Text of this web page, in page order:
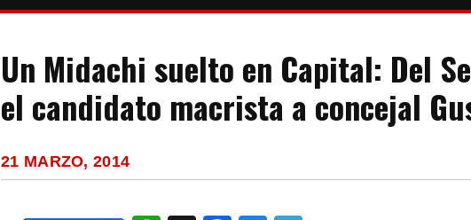
Un Midachi suelto en Capital: Del
el candidato macrista a concejal
21 MARZO, 2014